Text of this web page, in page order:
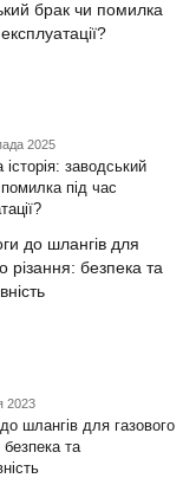
2025
історія: заводський
під час
2023
шлангів для газового
безпека та